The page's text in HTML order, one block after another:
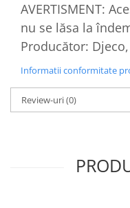
AVERTISMENT:
nu se lăsa la
Producător:
Informatii conformitate
Review-uri(0)